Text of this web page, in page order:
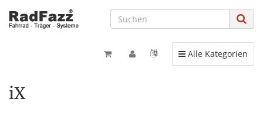
Toggle navigation
Alle Kategorien
iX